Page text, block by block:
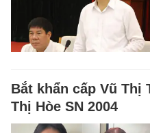
Bắt khẩn cấp Vũ Thị
Thị Hòe SN 2004